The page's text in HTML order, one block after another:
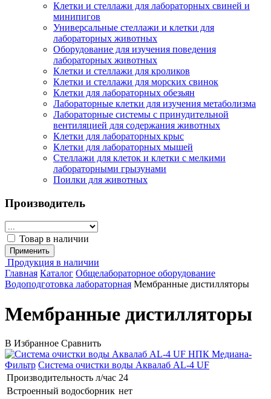
Клетки и стеллажи для лабораторных свиней и
минипигов
Универсальные стеллажи и клетки для
лабораторных животных
Оборудование для изучения поведения
лабораторных животных
Клетки и стеллажи для кроликов
Клетки и стеллажи для морских свинок
Клетки для лабораторных обезьян
Лабораторные клетки для изучения метаболизма
Лабораторные системы с принудительной
вентиляцией для содержания животных
Клетки для лабораторных крыс
Клетки для лабораторных мышей
Стеллажи для клеток и клетки с мелкими
лабораторными грызунами
Поилки для животных
Производитель
Товар в наличии
Применить
Продукция в наличии
Главная Каталог Общелабораторное оборудование
Водоподготовка лабораторная Мембранные дистилляторы
Мембранные дистилляторы
В Избранное Сравнить
НПК Медиана-
Фильтр Система очистки воды Аквалаб AL-4 UF
Производительность л/час 24
Встроенный водосборник нет